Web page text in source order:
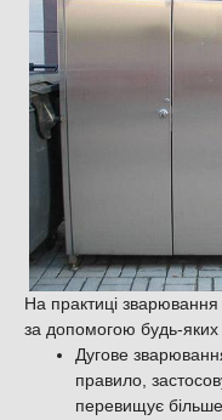
На практиці
за допомогою будь-
Дугове
правило,
перевищує